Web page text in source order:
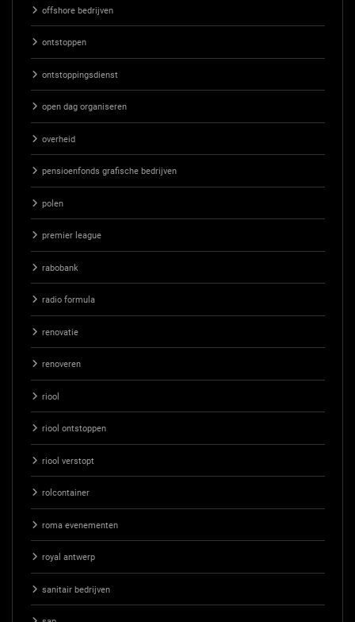
offshore bedrijven
ontstoppen
ontstoppingsdienst
open dag organiseren
overheid
pensioenfonds grafische bedrijven
polen
premier league
rabobank
radio formula
renovatie
renoveren
riool
riool ontstoppen
riool verstopt
rolcontainer
roma evenementen
royal antwerp
sanitair bedrijven